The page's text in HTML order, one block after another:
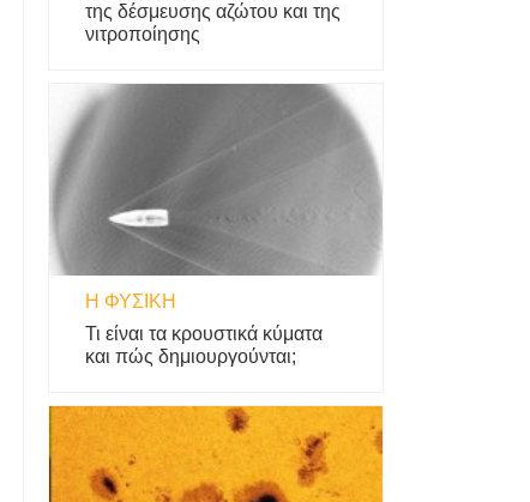
της δέσμευσης αζώτου και της
νιτροποίησης
Η ΦΥΣΙΚΗ
Τι είναι τα κρουστικά κύματα
και πώς δημιουργούνται;